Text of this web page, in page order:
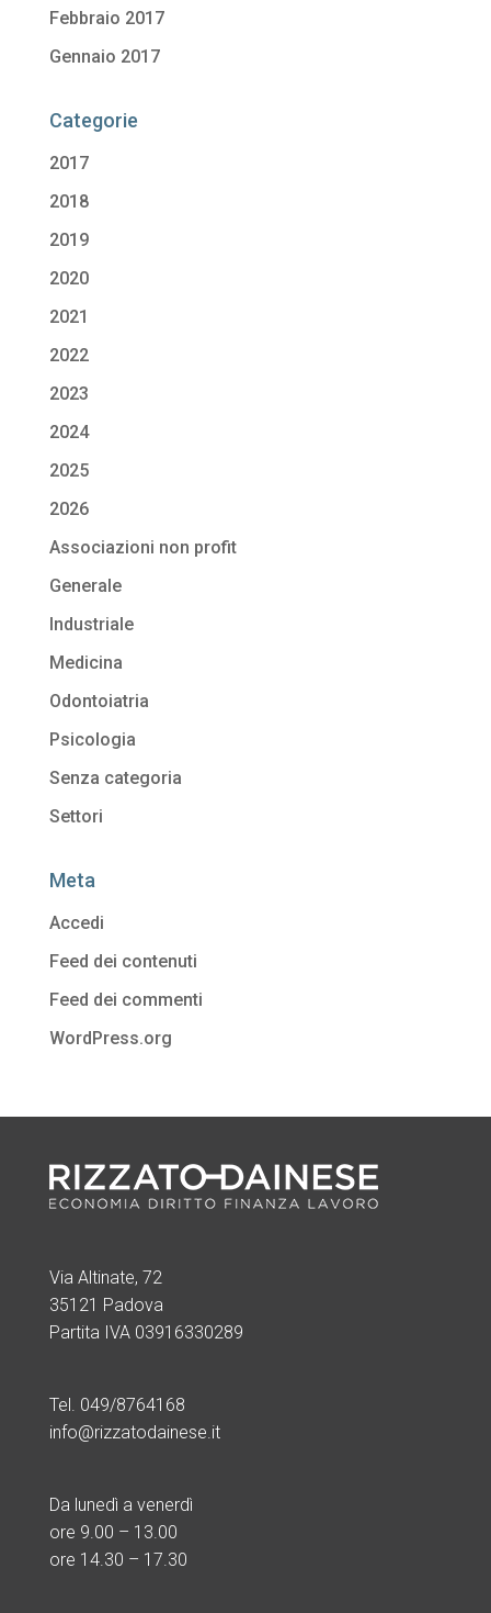
Febbraio 2017
Gennaio 2017
Categorie
2017
2018
2019
2020
2021
2022
2023
2024
2025
2026
Associazioni non profit
Generale
Industriale
Medicina
Odontoiatria
Psicologia
Senza categoria
Settori
Meta
Accedi
Feed dei contenuti
Feed dei commenti
WordPress.org
Via Altinate, 72
35121 Padova
Partita IVA 03916330289
Tel. 049/8764168
info@rizzatodainese.it
Da lunedì a venerdì
ore 9.00 – 13.00
ore 14.30 – 17.30